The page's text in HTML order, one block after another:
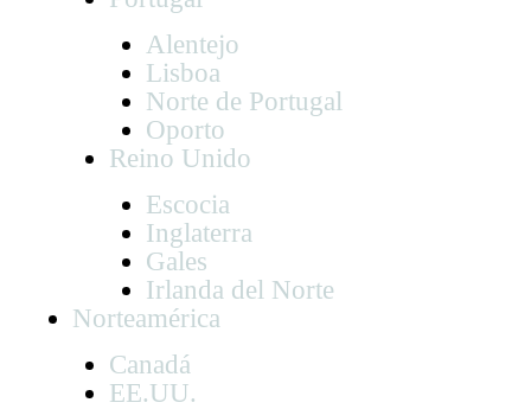
Alentejo
Lisboa
Norte de Portugal
Oporto
Reino Unido
Escocia
Inglaterra
Gales
Irlanda del Norte
Norteamérica
Canadá
EE.UU.